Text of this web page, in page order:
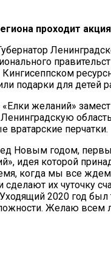
проходит
подарки для детей
желаний»
вратарские перчатки.
Новым годом,
идея которой
когда мы все
сделают их чуточку
Уходящий 2020 год
Желаю всем